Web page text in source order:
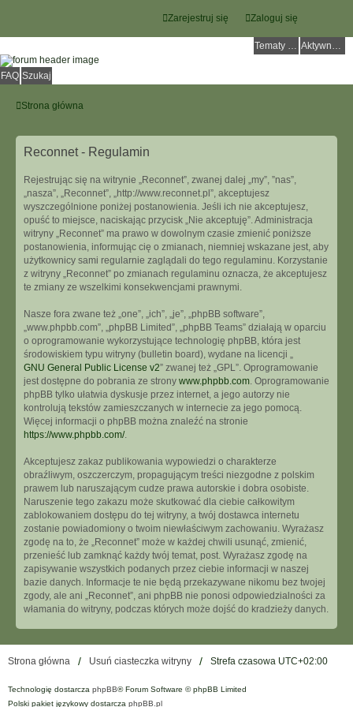
Zaloguj się
Zarejestruj się
Tematy bez odpowiedzi Aktywne tematy
FAQ Szukaj
Strona główna
Reconnet - Regulamin
Rejestrując się na witrynie „Reconnet”, zwanej dalej „my”, ”nas”,
„nasza”, „Reconnet”, „http://www.reconnet.pl”, akceptujesz
wyszczególnione poniżej postanowienia. Jeśli ich nie akceptujesz,
opuść to miejsce, naciskając przycisk „Nie akceptuję”. Administracja
witryny „Reconnet” ma prawo w dowolnym czasie zmienić poniższe
postanowienia, informując cię o zmianach, niemniej wskazane jest, aby
użytkownicy sami regularnie zaglądali do tego regulaminu. Korzystanie
z witryny „Reconnet” po zmianach regulaminu oznacza, że akceptujesz
te zmiany ze wszelkimi konsekwencjami prawnymi.
Nasze fora zwane też „one”, „ich”, „je”, „phpBB software”,
„www.phpbb.com”, „phpBB Limited”, „phpBB Teams” działają w oparciu
o oprogramowanie wykorzystujące technologię phpBB, która jest
środowiskiem typu witryny (bulletin board), wydane na licencji „
GNU General Public License v2” zwanej też „GPL”. Oprogramowanie
jest dostępne do pobrania ze strony www.phpbb.com. Oprogramowanie
phpBB tylko ułatwia dyskusje przez internet, a jego autorzy nie
kontrolują tekstów zamieszczanych w internecie za jego pomocą.
Więcej informacji o phpBB można znaleźć na stronie
https://www.phpbb.com/.
Akceptujesz zakaz publikowania wypowiedzi o charakterze
obraźliwym, oszczerczym, propagującym treści niezgodne z polskim
prawem lub naruszającym cudze prawa autorskie i dobra osobiste.
Naruszenie tego zakazu może skutkować dla ciebie całkowitym
zablokowaniem dostępu do tej witryny, a twój dostawca internetu
zostanie powiadomiony o twoim niewłaściwym zachowaniu. Wyrażasz
zgodę na to, że „Reconnet” może w każdej chwili usunąć, zmienić,
przenieść lub zamknąć każdy twój temat, post. Wyrażasz zgodę na
zapisywanie wszystkich podanych przez ciebie informacji w naszej
bazie danych. Informacje te nie będą przekazywane nikomu bez twojej
zgody, ale ani „Reconnet”, ani phpBB nie ponosi odpowiedzialności za
włamania do witryny, podczas których może dojść do kradzieży danych.
Strona główna Usuń ciasteczka witryny Strefa czasowa UTC+02:00
Technologię dostarcza phpBB® Forum Software © phpBB Limited
Polski pakiet językowy dostarcza phpBB.pl